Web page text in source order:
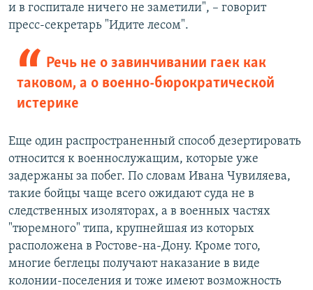
и в госпитале ничего не заметили", – говорит
пресс-секретарь "Идите лесом".
Речь не о завинчивании гаек как
таковом, а о военно-бюрократической
истерике
Еще один распространенный способ дезертировать
относится к военнослужащим, которые уже
задержаны за побег. По словам Ивана Чувиляева,
такие бойцы чаще всего ожидают суда не в
следственных изоляторах, а в военных частях
"тюремного" типа, крупнейшая из которых
расположена в Ростове-на-Дону. Кроме того,
многие беглецы получают наказание в виде
колонии-поселения и тоже имеют возможность